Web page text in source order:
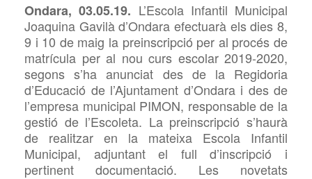
Ondara, 03.05.19. L’Escola Infantil Municipal
Joaquina Gavilà d’Ondara efectuarà els dies 8,
9 i 10 de maig la preinscripció per al procés de
matrícula per al nou curs escolar 2019-2020,
segons s’ha anunciat des de la Regidoria
d’Educació de l’Ajuntament d’Ondara i des de
l’empresa municipal PIMON, responsable de la
gestió de l’Escoleta. La preinscripció s’haurà
de realitzar en la mateixa Escola Infantil
Municipal, adjuntant el full d’inscripció i
pertinent documentació. Les novetats